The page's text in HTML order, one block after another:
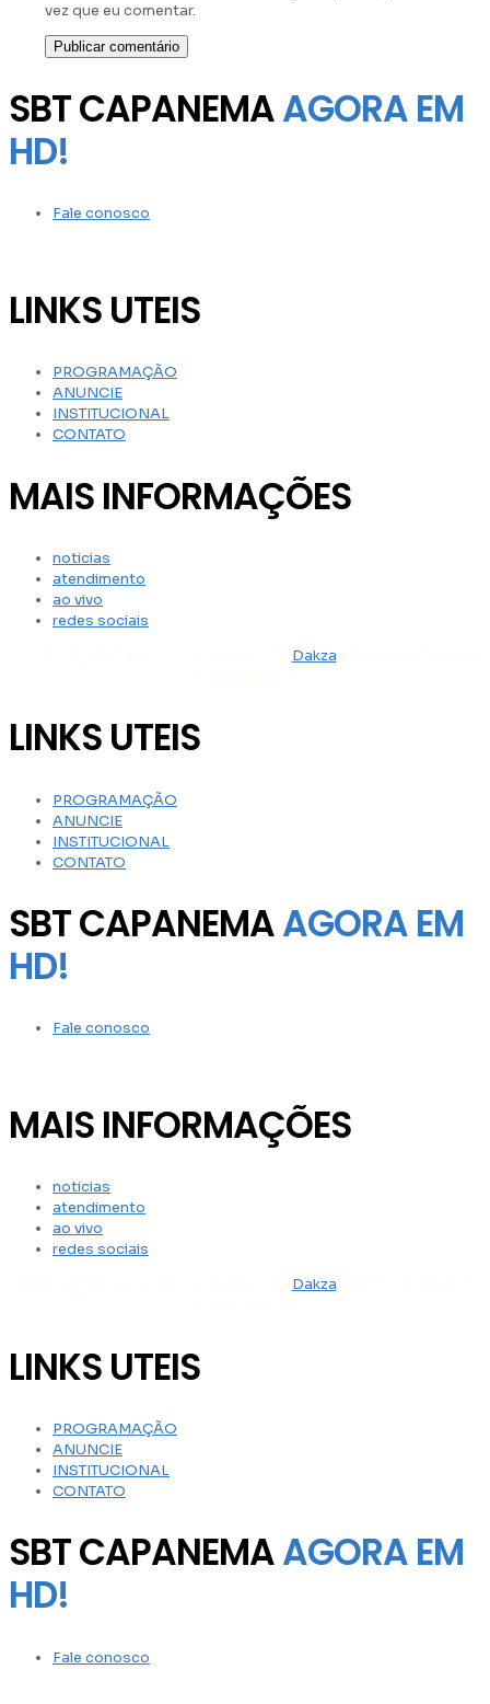
vez que eu comentar.
SBT CAPANEMAAGORA EM
HD!
Fale conosco
LINKS UTEIS
PROGRAMAÇÃO
ANUNCIE
INSTITUCIONAL
CONTATO
MAIS INFORMAÇÕES
noticias
atendimento
ao vivo
redes sociais
Dakza
LINKS UTEIS
PROGRAMAÇÃO
ANUNCIE
INSTITUCIONAL
CONTATO
SBT CAPANEMAAGORA EM
HD!
Fale conosco
MAIS INFORMAÇÕES
noticias
atendimento
ao vivo
redes sociais
Dakza
LINKS UTEIS
PROGRAMAÇÃO
ANUNCIE
INSTITUCIONAL
CONTATO
SBT CAPANEMAAGORA EM
HD!
Fale conosco